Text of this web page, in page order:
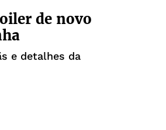
de novo
e detalhes da